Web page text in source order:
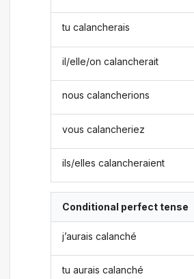
tu calancherais
il/elle/on calancherait
nous calancherions
vous calancheriez
ils/elles calancheraient
Conditional perfect tense
j’aurais calanché
tu aurais calanché